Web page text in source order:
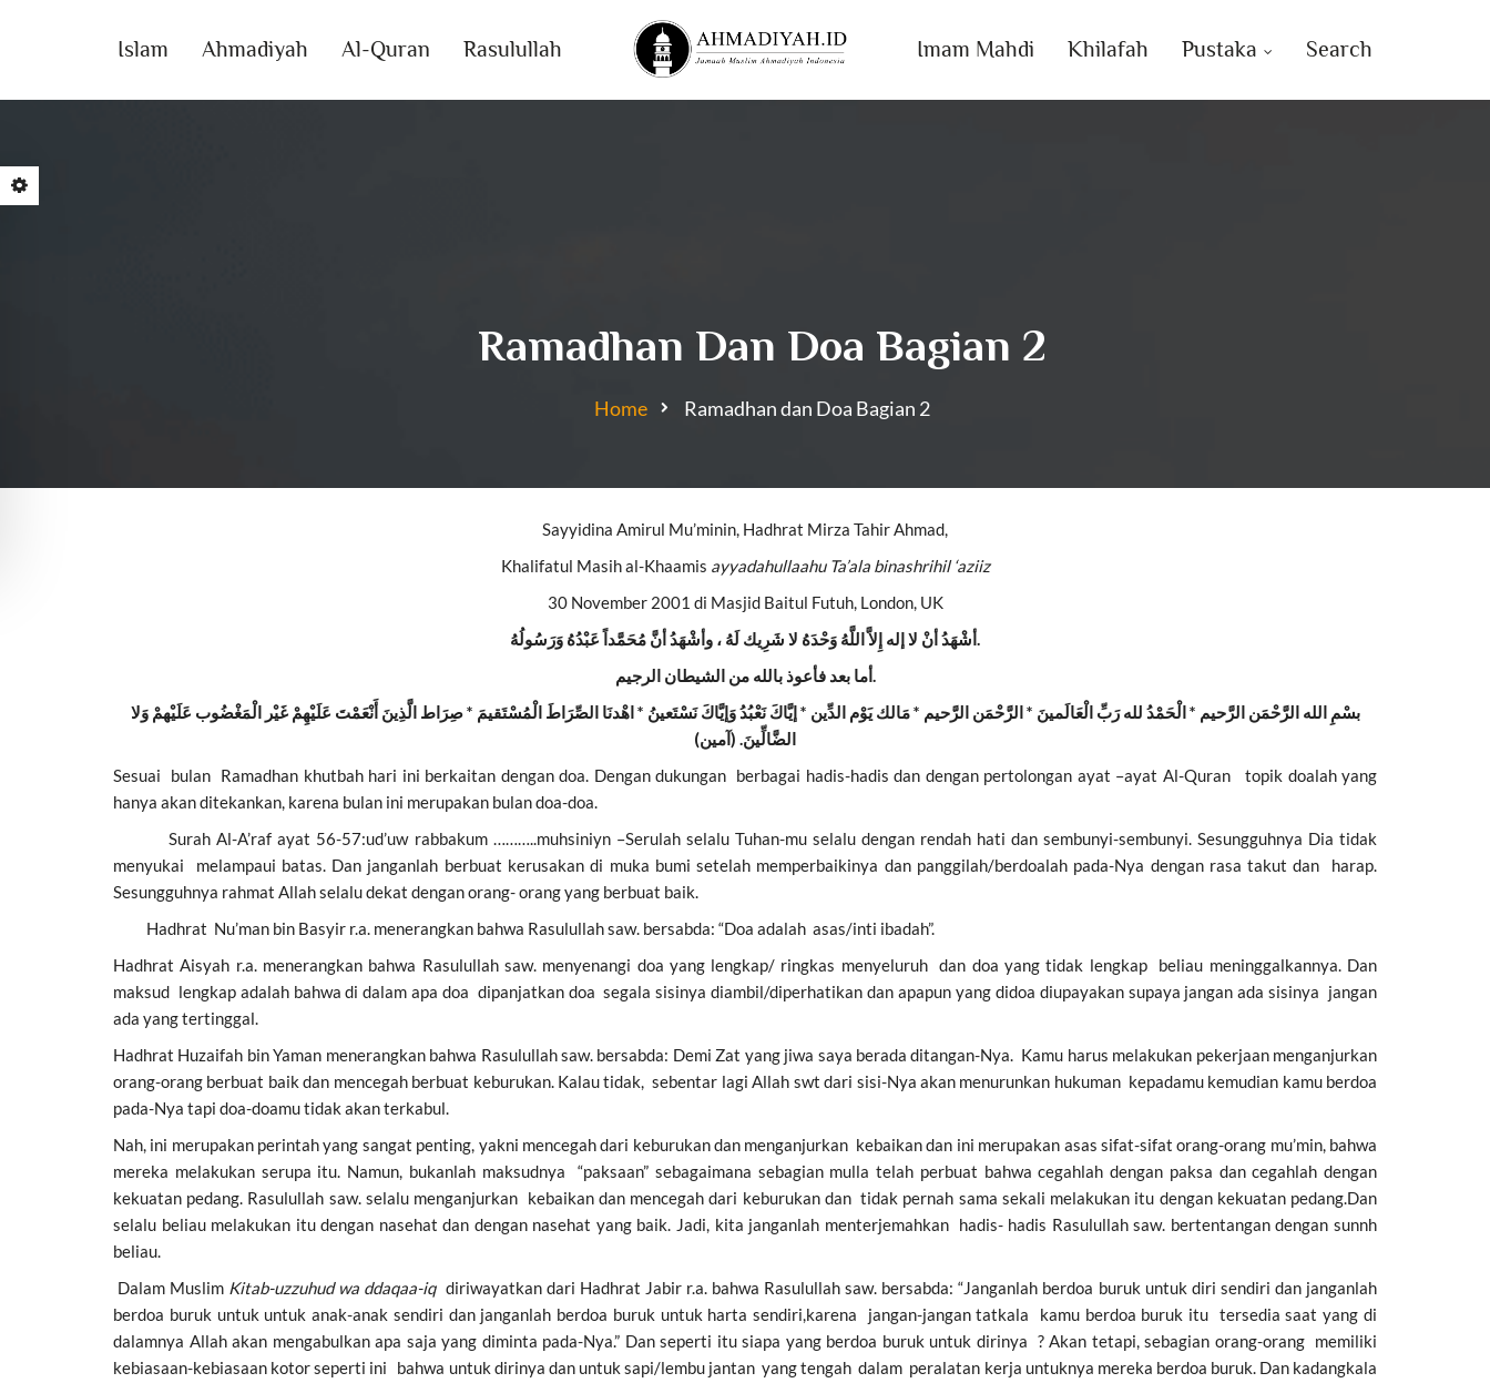
Islam Ahmadiyah Al-Quran Rasulullah Imam Mahdi Khilafah Pustaka Search
Ramadhan Dan Doa Bagian 2
Home Ramadhan dan Doa Bagian 2
Sayyidina Amirul Mu’minin, Hadhrat Mirza Tahir Ahmad,
Khalifatul Masih al-Khaamis ayyadahullaahu Ta’ala binashrihil ‘aziiz
30 November 2001 di Masjid Baitul Futuh, London, UK
أشْهَدُ أنْ لا إله إِلاَّ اللَّهُ وَحْدَهُ لا شَرِيك لَهُ ، وأشْهَدُ أنَّ مُحَمَّداً عَبْدُهُ وَرَسُولُهُ.
أما بعد فأعوذ بالله من الشيطان الرجيم.
بسْمِ الله الرَّحْمَن الرَّحيم * الْحَمْدُ لله رَبِّ الْعَالَمينَ * الرَّحْمَن الرَّحيم * مَالك يَوْم الدِّين * إيَّاكَ نَعْبُدُ وَإيَّاكَ نَسْتَعينُ * اهْدنَا الصِّرَاطَ الْمُسْتَقيمَ * صِرَاط الَّذِينَ أَنْعَمْتَ عَلَيْهِمْ غَيْر الْمَغْضُوب عَلَيْهمْ وَلا
الضَّالِّينَ. (آمين)
Sesuai bulan Ramadhan khutbah hari ini berkaitan dengan doa. Dengan dukungan berbagai hadis-hadis dan dengan pertolongan ayat –ayat Al-Quran topik doalah yang
hanya akan ditekankan, karena bulan ini merupakan bulan doa-doa.
Surah Al-A’raf ayat 56-57:ud’uw rabbakum ………..muhsiniyn –Serulah selalu Tuhan-mu selalu dengan rendah hati dan sembunyi-sembunyi. Sesungguhnya Dia tidak
menyukai melampaui batas. Dan janganlah berbuat kerusakan di muka bumi setelah memperbaikinya dan panggilah/berdoalah pada-Nya dengan rasa takut dan harap.
Sesungguhnya rahmat Allah selalu dekat dengan orang- orang yang berbuat baik.
Hadhrat Nu’man bin Basyir r.a. menerangkan bahwa Rasulullah saw. bersabda: “Doa adalah asas/inti ibadah”.
Hadhrat Aisyah r.a. menerangkan bahwa Rasulullah saw. menyenangi doa yang lengkap/ ringkas menyeluruh dan doa yang tidak lengkap beliau meninggalkannya. Dan
maksud lengkap adalah bahwa di dalam apa doa dipanjatkan doa segala sisinya diambil/diperhatikan dan apapun yang didoa diupayakan supaya jangan ada sisinya jangan
ada yang tertinggal.
Hadhrat Huzaifah bin Yaman menerangkan bahwa Rasulullah saw. bersabda: Demi Zat yang jiwa saya berada ditangan-Nya. Kamu harus melakukan pekerjaan menganjurkan
orang-orang berbuat baik dan mencegah berbuat keburukan. Kalau tidak, sebentar lagi Allah swt dari sisi-Nya akan menurunkan hukuman kepadamu kemudian kamu berdoa
pada-Nya tapi doa-doamu tidak akan terkabul.
Nah, ini merupakan perintah yang sangat penting, yakni mencegah dari keburukan dan menganjurkan kebaikan dan ini merupakan asas sifat-sifat orang-orang mu’min, bahwa
mereka melakukan serupa itu. Namun, bukanlah maksudnya “paksaan” sebagaimana sebagian mulla telah perbuat bahwa cegahlah dengan paksa dan cegahlah dengan
kekuatan pedang. Rasulullah saw. selalu menganjurkan kebaikan dan mencegah dari keburukan dan tidak pernah sama sekali melakukan itu dengan kekuatan pedang.Dan
selalu beliau melakukan itu dengan nasehat dan dengan nasehat yang baik. Jadi, kita janganlah menterjemahkan hadis- hadis Rasulullah saw. bertentangan dengan sunnh
beliau.
Dalam Muslim Kitab-uzzuhud wa ddaqaa-iqdiriwayatkan dari Hadhrat Jabir r.a. bahwa Rasulullah saw. bersabda: “Janganlah berdoa buruk untuk diri sendiri dan janganlah
berdoa buruk untuk untuk anak-anak sendiri dan janganlah berdoa buruk untuk harta sendiri,karena jangan-jangan tatkala kamu berdoa buruk itu tersedia saat yang di
dalamnya Allah akan mengabulkan apa saja yang diminta pada-Nya.” Dan seperti itu siapa yang berdoa buruk untuk dirinya ? Akan tetapi, sebagian orang-orang memiliki
kebiasaan-kebiasaan kotor seperti ini bahwa untuk dirinya dan untuk sapi/lembu jantan yang tengah dalam peralatan kerja untuknya mereka berdoa buruk. Dan kadangkala